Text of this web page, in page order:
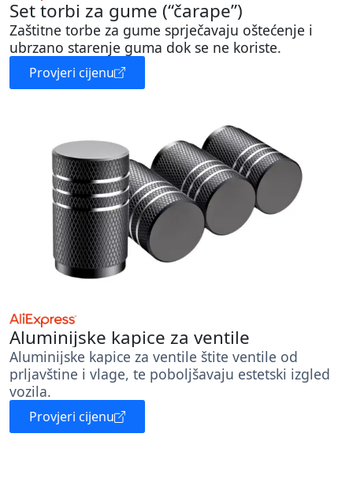
Set torbi za gume (“čarape”)
Zaštitne torbe za gume sprječavaju oštećenje i
ubrzano starenje guma dok se ne koriste.
Provjeri cijenu
Aluminijske kapice za ventile
Aluminijske kapice za ventile štite ventile od
prljavštine i vlage, te poboljšavaju estetski izgled
vozila.
Provjeri cijenu